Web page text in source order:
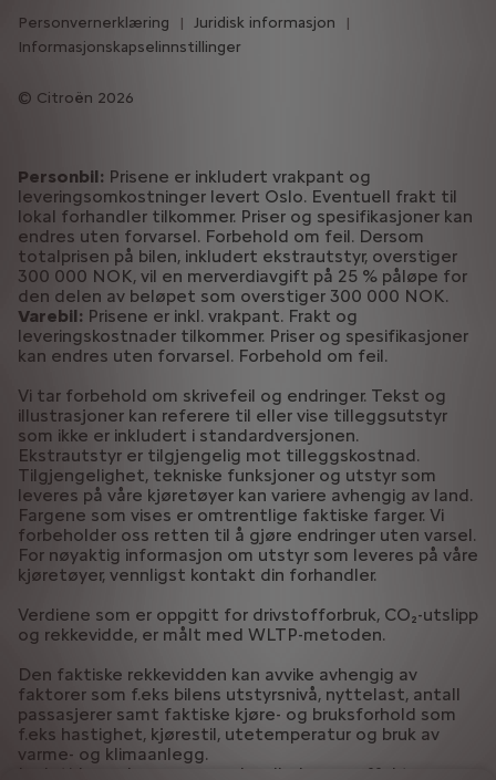
Citroën 2026
Personvernerklæring
Juridisk informasjon
Informasjonskapselinnstillinger
Personbil: Prisene er inkludert vrakpant og
leveringsomkostninger levert Oslo. Eventuell frakt til
lokal forhandler tilkommer. Priser og spesifikasjoner kan
endres uten forvarsel. Forbehold om feil. Dersom
totalprisen på bilen, inkludert ekstrautstyr, overstiger
300 000 NOK, vil en merverdiavgift på 25 % påløpe for
den delen av beløpet som overstiger 300 000 NOK.
Varebil: Prisene er inkl. vrakpant. Frakt og
leveringskostnader tilkommer. Priser og spesifikasjoner
kan endres uten forvarsel. Forbehold om feil.
Vi tar forbehold om skrivefeil og endringer. Tekst og
illustrasjoner kan referere til eller vise tilleggsutstyr
som ikke er inkludert i standardversjonen.
Ekstrautstyr er tilgjengelig mot tilleggskostnad.
Tilgjengelighet, tekniske funksjoner og utstyr som
leveres på våre kjøretøyer kan variere avhengig av land.
Fargene som vises er omtrentlige faktiske farger. Vi
forbeholder oss retten til å gjøre endringer uten varsel.
For nøyaktig informasjon om utstyr som leveres på våre
kjøretøyer, vennligst kontakt din forhandler.
Verdiene som er oppgitt for drivstofforbruk, CO₂-utslipp
og rekkevidde, er målt med WLTP-metoden.
Den faktiske rekkevidden kan avvike avhengig av
faktorer som f.eks bilens utstyrsnivå, nyttelast, antall
passasjerer samt faktiske kjøre- og bruksforhold som
f.eks hastighet, kjørestil, utetemperatur og bruk av
varme- og klimaanlegg.
Ladetiden avhenger av ombordladerens effekt,